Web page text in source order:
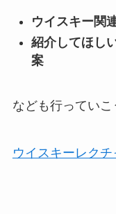
ウイスキー関
紹介してほし
案
なども行っていこ
ウイスキーレク